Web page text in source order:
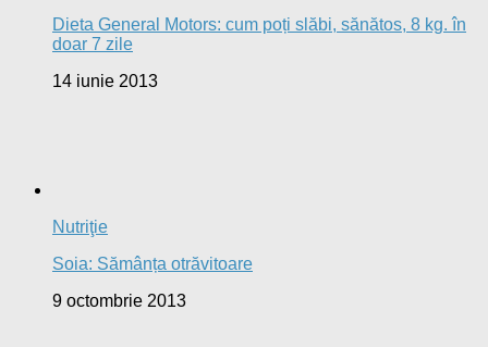
Dieta General Motors: cum poți slăbi, sănătos, 8 kg. în
doar 7 zile
14 iunie 2013
Nutriţie
Soia: Sămânța otrăvitoare
9 octombrie 2013